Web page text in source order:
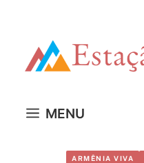
MENU
ARMÊNIA VIVA